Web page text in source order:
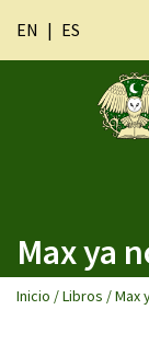
EN ES
Max ya
Inicio /Libros /Max